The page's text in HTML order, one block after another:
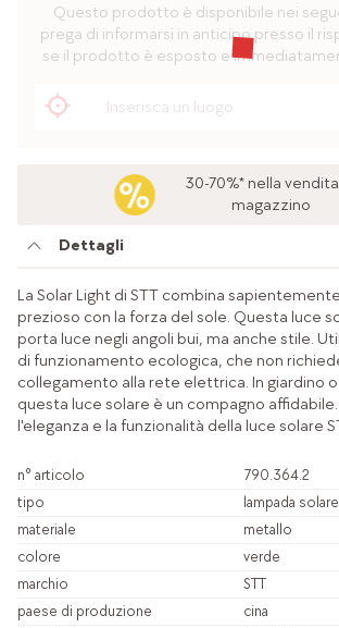
Questo prodotto è disponibile nei
prega di informarsi in anticipo presso il
se il prodotto è esposto e
30-70%* nella
magazzino
Dettagli
La Solar Light di STT combina
prezioso con la forza del sole. Questa luce
porta luce negli angoli bui, ma anche stile.
di funzionamento ecologica, che non
collegamento alla rete elettrica. In giardino
questa luce solare è un compagno
l'eleganza e la funzionalità della luce solare
n° articolo
790.364.2
tipo
lampada solare
materiale
metallo
colore
verde
marchio
STT
paese di produzione
cina